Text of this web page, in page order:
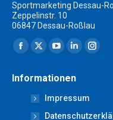
Sportmarketing Dessau-
Zeppelinstr. 10
06847 Dessau-Roßlau
Finden Sie uns auf:
Facebook
opens
new
X
opens
in
new
YouTube
opens
in
new
Linkedin
opens
in
new new
Informationen
Impressum